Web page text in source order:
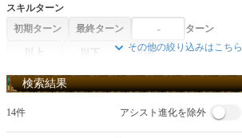
スキルターン
初期ターン
最終ターン ターン
以上 以下 のみ
スキル
その他の絞り込みはこちら
検索結果
14件 アシスト進化を除外